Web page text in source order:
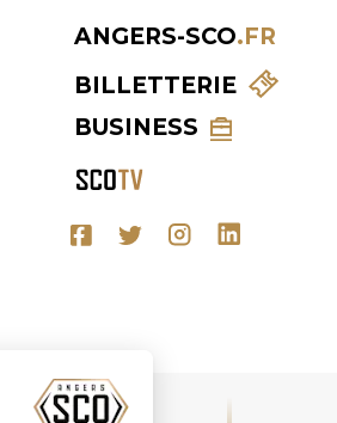
ANGERS-SCO.FR
BILLETTERIE
BUSINESS